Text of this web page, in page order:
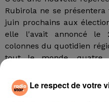
Rubirola ne se
juin prochains aux
elle l'avait annoncé le
colonnes du quotidien
tout le monde, quatre
surprise de son poste de
fil actus
Le respect de votre